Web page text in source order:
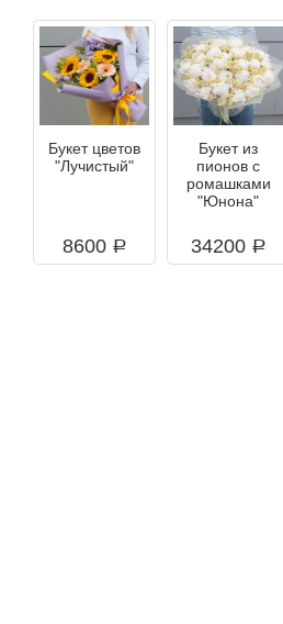
Букет цветов
"Лучистый"
8600 a
Букет из
пионов с
ромашками
"Юнона"
34200 a